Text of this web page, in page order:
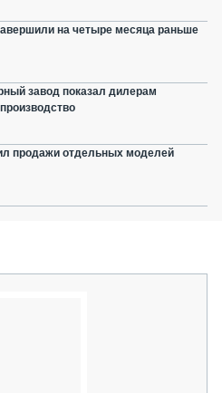
на четыре месяца раньше
завод показал дилерам
продажи отдельных моделей